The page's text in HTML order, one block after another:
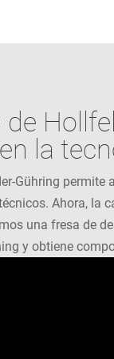
de
la
Gühring
Ahora, la
una fresa de
y obtiene